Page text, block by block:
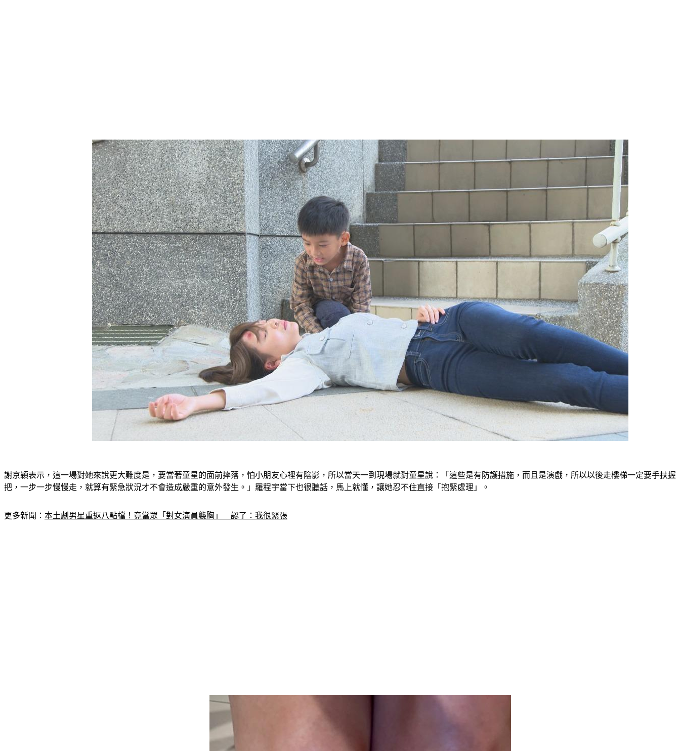
謝京穎表示，這一場對她來說更大難度是，要當著童星的面前摔落，怕小朋友心裡有陰影，所以當天一到現場就對童星說：「這些是有防護措施，而且是演戲，所以以後走樓梯一定要手扶握
把，一步一步慢慢走，就算有緊急狀況才不會造成嚴重的意外發生。」羅程宇當下也很聽話，馬上就懂，讓她忍不住直接「抱緊處理」。
更多新聞： 本土劇男星重返八點檔！竟當眾「對女演員襲胸」　認了：我很緊張